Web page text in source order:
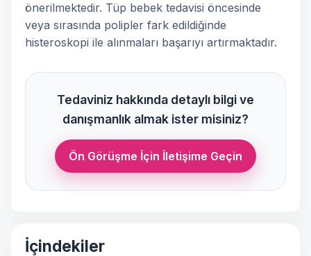
İçindekiler
önerilmektedir. Tüp bebek tedavisi öncesinde
veya sırasında polipler fark edildiğinde
histeroskopi ile alınmaları başarıyı artırmaktadır.
Tedaviniz hakkında detaylı bilgi ve
danışmanlık almak ister misiniz?
Ön Görüşme İçin İletişime Geçin